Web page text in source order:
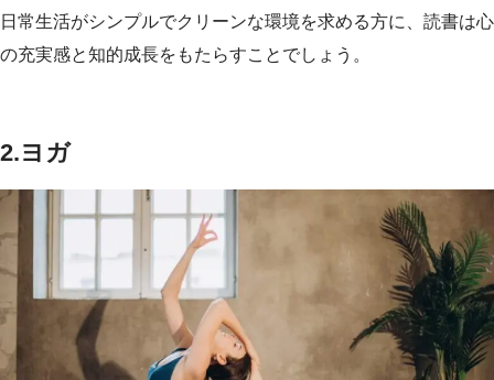
日常生活がシンプルでクリーンな環境を求める方に、読書は心
の充実感と知的成長をもたらすことでしょう。
2.ヨガ